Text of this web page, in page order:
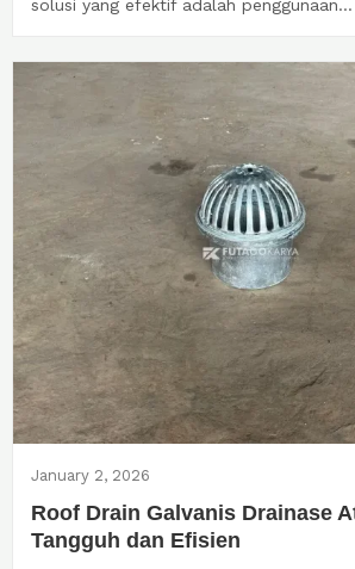
solusi yang efektif adalah penggunaan...
January 2, 2026
Roof Drain Galvanis Drainase
Tangguh dan Efisien